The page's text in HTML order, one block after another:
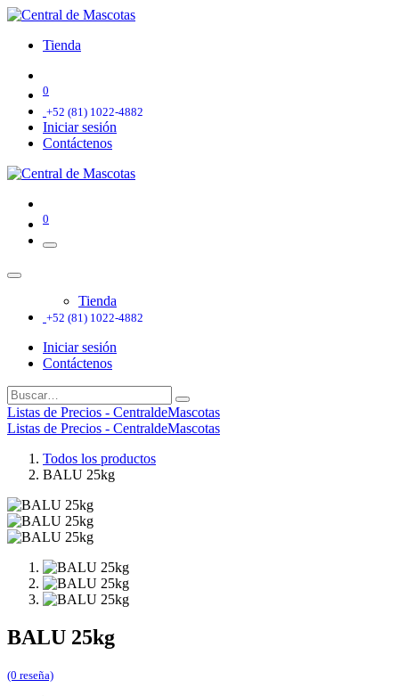
Tienda
0
+52 (81) 1022-4882
Iniciar sesión
Contáctenos
0
Tienda
+52 (81) 1022-4882
Iniciar sesión
Contáctenos
Listas de Precios - CentraldeMascotas
Listas de Precios - CentraldeMascotas
Todos los productos
BALU 25kg
BALU 25kg
(0 reseña)